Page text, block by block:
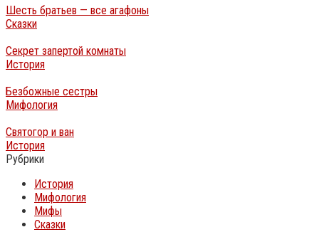
Шесть братьев — все агафоны
Сказки
Секрет запертой комнаты
История
Безбожные сестры
Мифология
Святогор и ван
История
Рубрики
История
Мифология
Мифы
Сказки